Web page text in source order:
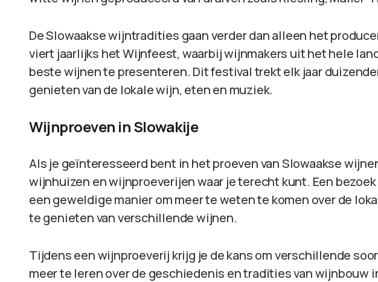
De Slowaakse wijntradities gaan verder dan alleen het
viert jaarlijks het Wijnfeest, waarbij wijnmakers uit het hele
beste wijnen te presenteren. Dit festival trekt elk jaar
genieten van de lokale wijn, eten en muziek.
Wijnproeven in Slowakije
Als je geïnteresseerd bent in het proeven van Slowaakse
wijnhuizen en wijnproeverijen waar je terecht kunt. Een
een geweldige manier om meer te weten te komen over de
te genieten van verschillende wijnen.
Tijdens een wijnproeverij krijg je de kans om verschillende
meer te leren over de geschiedenis en tradities van wijnbouw